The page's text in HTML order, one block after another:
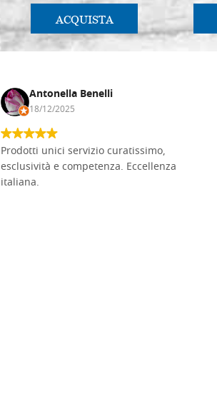
ACQUISTA
Antonella Benelli
18/12/2025
Prodotti unici servizio curatissimo,
esclusività e competenza. Eccellenza
italiana.